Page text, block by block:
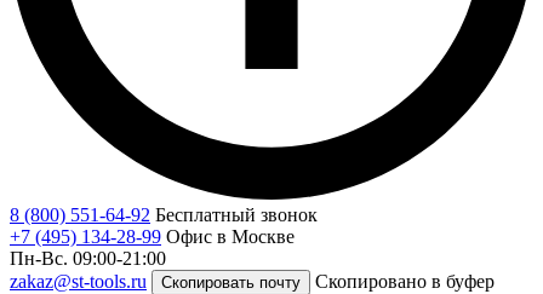
8 (800) 551-64-92 Бесплатный звонок
+7 (495) 134-28-99 Офис в Москве
Пн-Вс. 09:00-21:00
zakaz@st-tools.ru
Скопировать почту
Скопировано в буфер